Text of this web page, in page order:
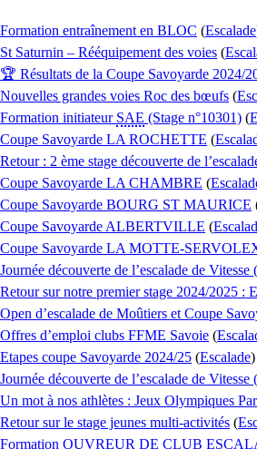
Formation entraînement en BLOC (Escalade
St Saturnin – Rééquipement des voies (
🏆 Résultats de la Coupe Savoyarde 2024/
Nouvelles grandes voies Roc des bœufs (
Formation initiateur SAE (Stage n°10301) (
Coupe Savoyarde LA ROCHETTE (
Retour : 2 ème stage découverte de
Coupe Savoyarde LA CHAMBRE (
Coupe Savoyarde BOURG ST MAURICE
Coupe Savoyarde ALBERTVILLE (
Coupe Savoyarde LA MOTTE-
Journée découverte de l’escalade de Vitesse
Retour sur notre premier stage 2024/2025 :
Open d’escalade de Moûtiers et Coupe
Offres d’emploi clubs FFME Savoie (
Etapes coupe Savoyarde 2024/25 (Escalade)
Journée découverte de l’escalade de Vitesse
Un mot à nos athlètes : Jeux Olympiques
Retour sur le stage jeunes multi-activités (
Formation OUVREUR DE CLUB